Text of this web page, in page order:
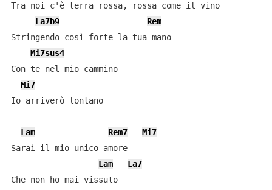
Tra noi c'è terra rossa, rossa come il vino
La7b9
Rem
Stringendo così forte la tua mano
Mi7sus4
Con te nel mio cammino
Mi7
Io arriverò lontano
Lam Rem7
Mi7
Sarai il mio unico amore
Lam
La7
Che non ho mai vissuto